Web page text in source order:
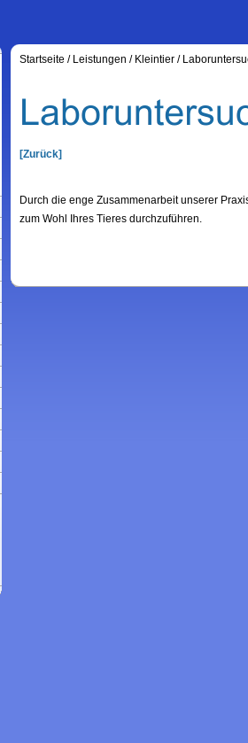
Startseite / Leistungen / Kleintier /
[Zurück]
Durch die enge Zusammenarbeit unserer
zum Wohl Ihres Tieres durchzuführen.